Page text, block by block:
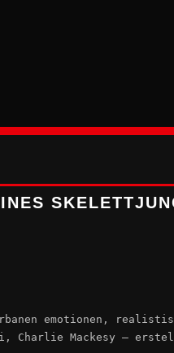
emotionen,
Charlie Mackesy –